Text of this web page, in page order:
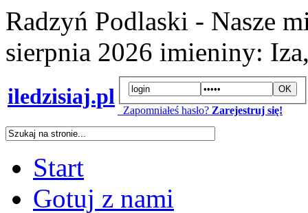
Radzyń Podlaski - Nasze
sierpnia 2026 imieniny:
iledzisiaj.pl
Zapomniałeś hasło? Zarejestruj się!
Start
Gotuj z nami